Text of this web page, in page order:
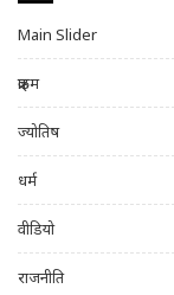
Main Slider
क्राइम
ज्योतिष
धर्म
वीडियो
राजनीति